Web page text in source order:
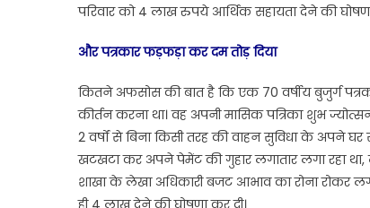
परिवार को 4 लाख रुपये आर्थिक सहायता देने की
और पत्रकार फड़फड़ा कर दम तोड़ दिया
कितने अफसोस की बात है कि एक 70 वर्षीय बुजुर्ग
कीर्तन करना था। वह अपनी मासिक पत्रिका शुभ
2 वर्षों से बिना किसी तरह की वाहन सुविधा के अपने
खटखटा कर अपने पेमेंट की गुहार लगातार लगा रहा था,
शाखा के लेखा अधिकारी बजट आभाव का रोना रोकर